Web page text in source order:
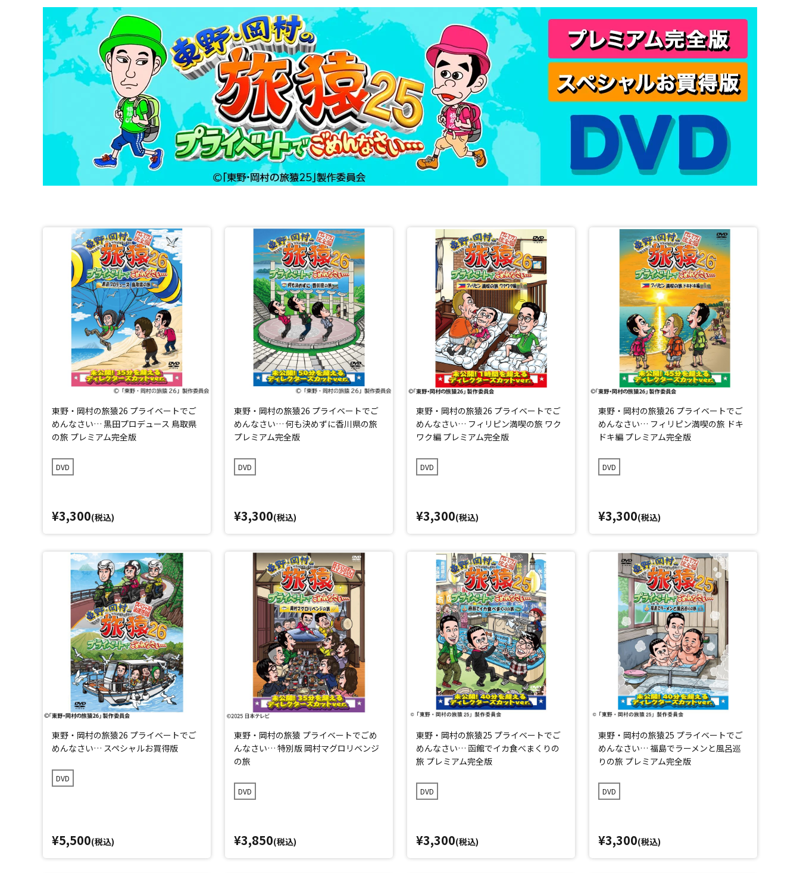
東野・岡村の旅猿26 プライベートでご
めんなさい… 黒田プロデュース 鳥取県
の旅 プレミアム完全版
DVD
¥3,300(税込)
東野・岡村の旅猿26 プライベートでご
めんなさい… 何も決めずに香川県の旅
プレミアム完全版
DVD
¥3,300(税込)
東野・岡村の旅猿26 プライベートでご
めんなさい… フィリピン満喫の旅 ワク
ワク編 プレミアム完全版
DVD
¥3,300(税込)
東野・岡村の旅猿26 プライベートでご
めんなさい… フィリピン満喫の旅 ドキ
ドキ編 プレミアム完全版
DVD
¥3,300(税込)
東野・岡村の旅猿26 プライベートでご
めんなさい… スペシャルお買得版
DVD
¥5,500(税込)
東野・岡村の旅猿 プライベートでごめ
んなさい… 特別版 岡村マグロリベンジ
の旅
DVD
¥3,850(税込)
東野・岡村の旅猿25 プライベートでご
めんなさい… 函館でイカ食べまくりの
旅 プレミアム完全版
DVD
¥3,300(税込)
東野・岡村の旅猿25 プライベートでご
めんなさい… 福島でラーメンと風呂巡
りの旅 プレミアム完全版
DVD
¥3,300(税込)